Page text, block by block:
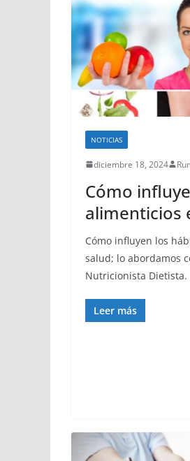
NOTICIAS
diciembre 18, 2024
Cómo
alimenticios
Cómo influyen los
salud; lo abordamos
Nutricionista Dietista.
Leer más